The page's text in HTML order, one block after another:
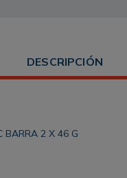
DESCRIPCIÓN
BARRA 2 X 46 G